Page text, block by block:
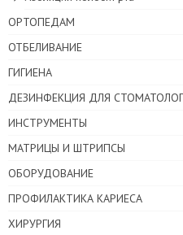
ОРТОПЕДАМ
ОТБЕЛИВАНИЕ
ГИГИЕНА
ДЕЗИНФЕКЦИЯ ДЛЯ
ИНСТРУМЕНТЫ
МАТРИЦЫ И ШТРИПСЫ
ОБОРУДОВАНИЕ
ПРОФИЛАКТИКА КАРИЕСА
ХИРУРГИЯ